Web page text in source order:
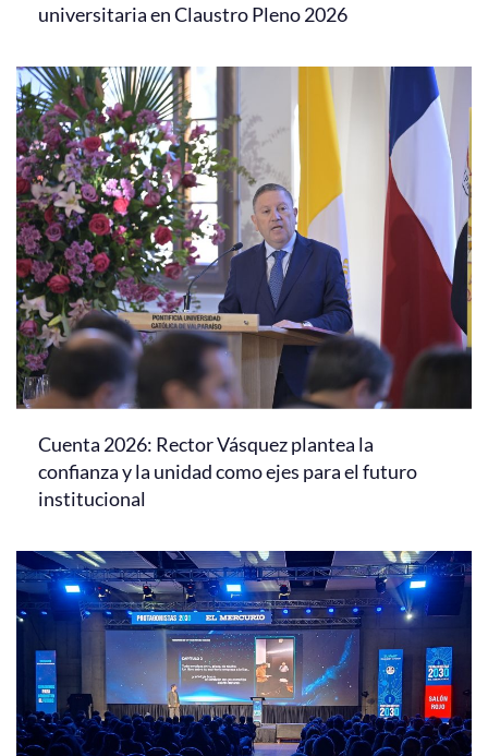
universitaria en Claustro Pleno 2026
Cuenta 2026: Rector Vásquez plantea la
confianza y la unidad como ejes para el futuro
institucional